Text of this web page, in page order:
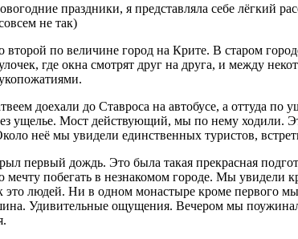
праздники, я представляла себе
не так)
по величине город на Крите. В старом
где окна смотрят друг на друга, и между
доехали до Ставроса на автобусе, а оттуда
ущелье. Мост действующий, мы по нему ходили.
неё мы увидели единственных туристов,
первый дождь. Это была такая прекрасная
побегать в незнакомом городе. Мы увидели
людей. Ни в одном монастыре кроме первого
Удивительные ощущения. Вечером мы